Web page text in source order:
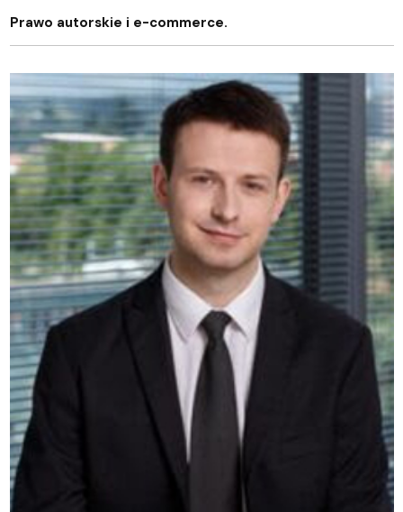
Prawo autorskie i e-commerce.